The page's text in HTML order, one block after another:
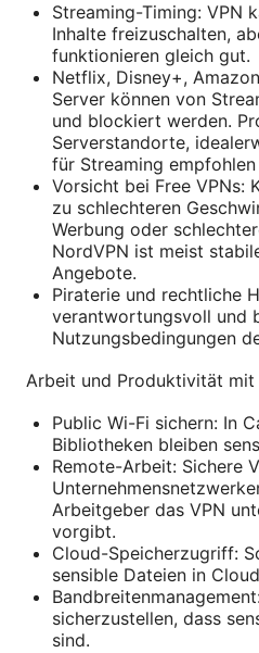
Streaming-Timing: VPN
Inhalte freizuschalten,
funktionieren gleich gut.
Netflix, Disney+,
Server können von
und blockiert werden.
Serverstandorte,
für Streaming
Vorsicht bei Free VPNs:
zu schlechteren
Werbung oder
NordVPN ist meist
Angebote.
Piraterie und rechtliche
verantwortungsvoll und
Nutzungsbedingungen
Arbeit und Produktivität mit
Public Wi-Fi sichern: In
Bibliotheken bleiben
Remote-Arbeit: Sichere
Arbeitgeber das VPN
vorgibt.
Cloud-Speicherzugriff:
sensible Dateien in
sicherzustellen, dass
sind.